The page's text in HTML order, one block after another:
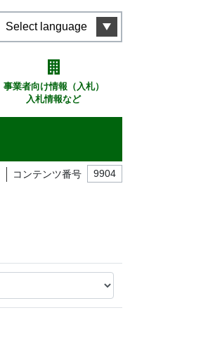
Select language
事業者向け情報（入札）
入札情報など
コンテンツ番号 9904